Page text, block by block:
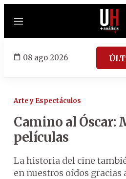
Menú
08 ago 2026
Arte y Espectáculos
Camino al Óscar:
películas
La historia del cine
en nuestros oídos gracias